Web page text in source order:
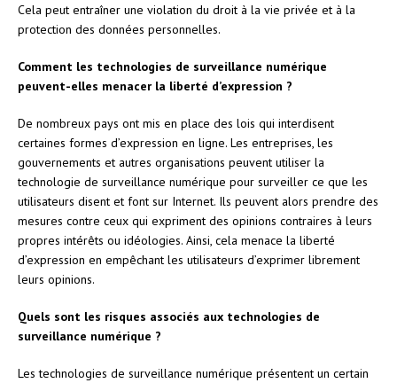
Cela peut entraîner une violation du droit à la vie privée et à la
protection des données personnelles.
Comment les technologies de surveillance numérique
peuvent-elles menacer la liberté d’expression ?
De nombreux pays ont mis en place des lois qui interdisent
certaines formes d’expression en ligne. Les entreprises, les
gouvernements et autres organisations peuvent utiliser la
technologie de surveillance numérique pour surveiller ce que les
utilisateurs disent et font sur Internet. Ils peuvent alors prendre des
mesures contre ceux qui expriment des opinions contraires à leurs
propres intérêts ou idéologies. Ainsi, cela menace la liberté
d’expression en empêchant les utilisateurs d’exprimer librement
leurs opinions.
Quels sont les risques associés aux technologies de
surveillance numérique ?
Les technologies de surveillance numérique présentent un certain